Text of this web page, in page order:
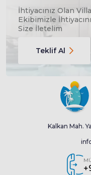
İhtiyacınız Olan
Ekibimizle
Size İletelim
Teklif Al
Kalkan Mah.